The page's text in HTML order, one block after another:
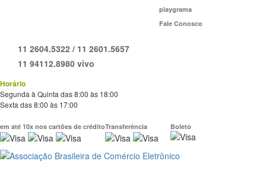
playgrama
Fale Conosco
11 2604.5322 / 11 2601.5657
11 94112.8980 vivo
Horário
Segunda à Quinta das 8:00 às 18:00
Sexta das 8:00 às 17:00
em até 10x nos cartões de créditoTransferência Boleto